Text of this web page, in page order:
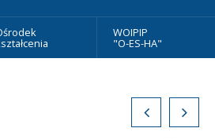
WOIPIP
"O-ES-HA"